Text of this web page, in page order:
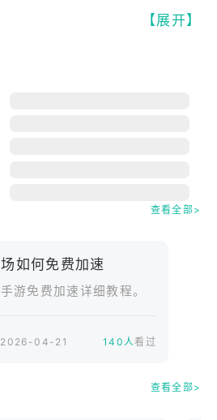
探索独特的马匹毛色和美丽斑
助回来的马儿，通过悉心的照
助它们融入新家园。和Barbie
儿迎来新生！
驰骋山谷之间，争分夺秒赢取5
秀出独一无二的风格。收集华
【展开】
查看全部>
如何免费加速
游免费加速详细教程。
2026-04-21 140人看过
查看全部>